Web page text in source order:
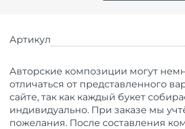
Артикул
Авторские композиции могут
отличаться от представленного
сайте, так как каждый букет
индивидуально. При заказе мы
пожелания. После составления